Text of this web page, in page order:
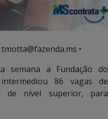
tmotta@fazenda.ms •
semana a Fundação do
86 vagas de
de nível superior, para